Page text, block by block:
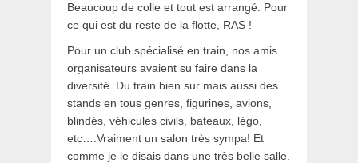
Beaucoup de colle et tout est arrangé. Pour
ce qui est du reste de la flotte, RAS !
Pour un club spécialisé en train, nos amis
organisateurs avaient su faire dans la
diversité. Du train bien sur mais aussi des
stands en tous genres, figurines, avions,
blindés, véhicules civils, bateaux, légo,
etc….Vraiment un salon très sympa! Et
comme je le disais dans une très belle salle.